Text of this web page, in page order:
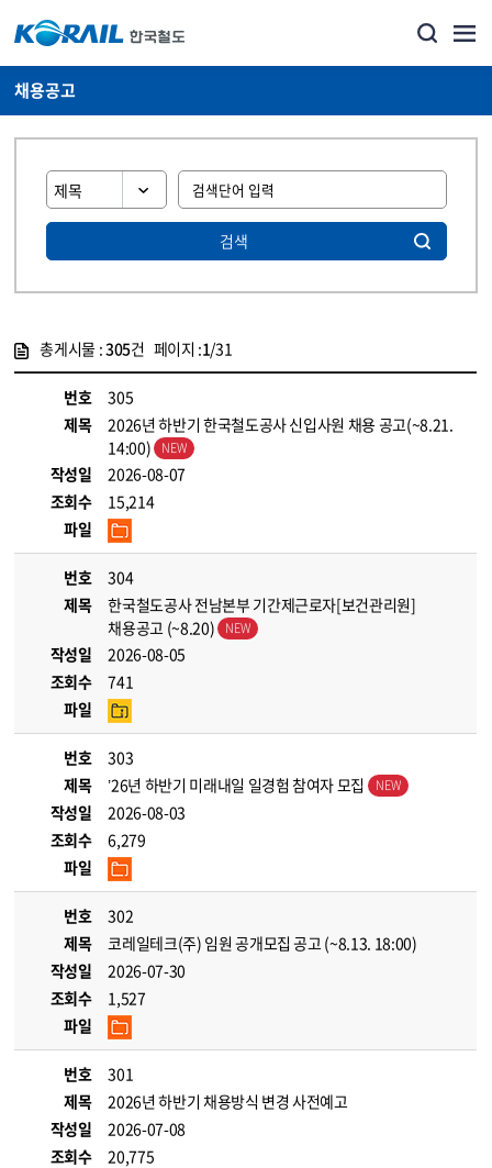
채용공고
검색
총게시물 :305건 페이지 :1/31
번호
305
제목
2026년 하반기 한국철도공사 신입사원 채용 공고(~8.21.
14:00)
작성일
2026-08-07
조회수
15,214
파일
번호
304
제목
한국철도공사 전남본부 기간제근로자[보건관리원]
채용공고 (~8.20)
작성일
2026-08-05
조회수
741
파일
번호
303
제목
’26년 하반기 미래내일 일경험 참여자 모집
작성일
2026-08-03
조회수
6,279
파일
번호
302
제목
코레일테크(주) 임원 공개모집 공고 (~8.13. 18:00)
작성일
2026-07-30
조회수
1,527
파일
번호
301
제목
2026년 하반기 채용방식 변경 사전예고
작성일
2026-07-08
조회수
20,775